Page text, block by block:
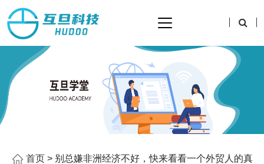
首页 > 别总嫌非洲经济不好，快来看看一个外贸人的真